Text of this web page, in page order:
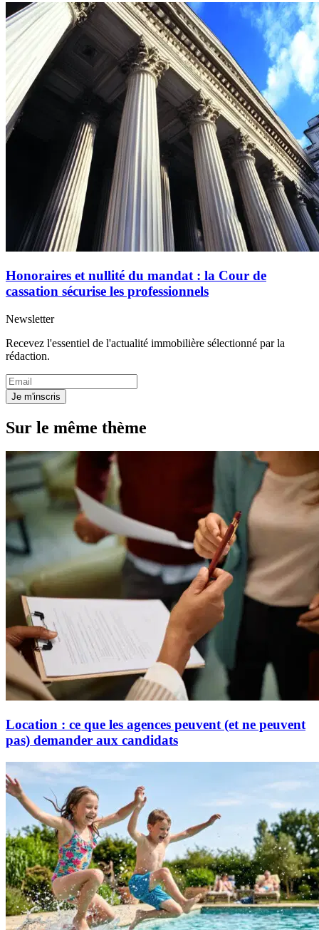
Honoraires et nullité du mandat : la Cour de
cassation sécurise les professionnels
Newsletter
Recevez l'essentiel de l'actualité immobilière sélectionné par la
rédaction.
Je m'inscris
Sur le même thème
Location : ce que les agences peuvent (et ne peuvent
pas) demander aux candidats